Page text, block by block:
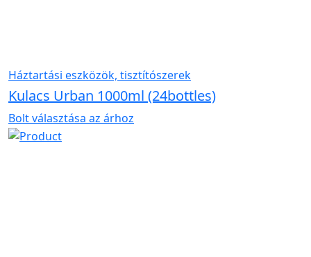
Háztartási eszközök, tisztítószerek
Kulacs Urban 1000ml (24bottles)
Bolt választása az árhoz